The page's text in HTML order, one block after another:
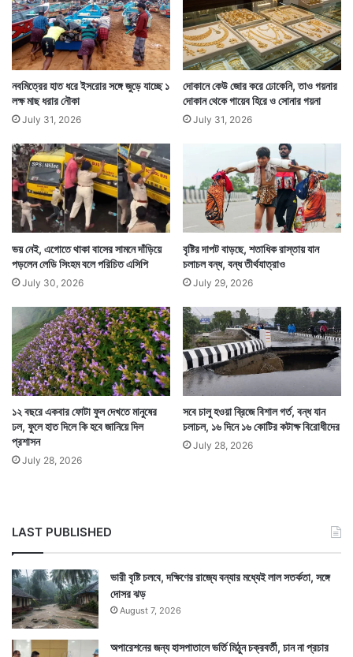
দয়া রামের মতে, গাছ বড় হলে তার তলায় কেউ বিশ্রাম নিলে বা
গাছের ফল খেয়ে ক্ষুধা নিবারণ করলে মৃত ব্যক্তির আত্মা মুক্তি
পায়। তাই এই প্রথা তাঁদের গ্রামে বছরে পর বছর প্রজন্মের পর
প্রজন্ম ধরে চলে আসছে। — সংবাদ সংস্থার সাহায্য নিয়ে লেখা
Tags National News
নবমিত্রের হাত ধরে ইসরোর সঙ্গে জুড়ে যাচ্ছে ১
লক্ষ মাছ ধরার নৌকা
July 31, 2026
দোকানে কেউ জোর করে ঢোকেনি, তাও গয়নার
দোকান থেকে গায়েব হিরে ও সোনার গয়না
July 31, 2026
ভয় নেই, এগোতে থাকা বাসের সামনে দাঁড়িয়ে
পড়লেন লেডি সিংহম বলে পরিচিত এসিপি
July 30, 2026
বৃষ্টির দাপট বাড়ছে, শতাধিক রাস্তায় যান
চলাচল বন্ধ, বন্ধ তীর্থযাত্রাও
July 29, 2026
১২ বছরে একবার ফোটা ফুল দেখতে মানুষের
ঢল, ফুলে হাত দিলে কি হবে জানিয়ে দিল
প্রশাসন
July 28, 2026
সবে চালু হওয়া ব্রিজে বিশাল গর্ত, বন্ধ যান
চলাচল, ১৬ দিনে ১৬ কোটির কটাক্ষ বিরোধীদের
July 28, 2026
LAST PUBLISHED
ভারী বৃষ্টি চলবে, দক্ষিণের রাজ্যে বন্যার মধ্যেই লাল সতর্কতা, সঙ্গে
দোসর ঝড়
August 7, 2026
অপারেশনের জন্য হাসপাতালে ভর্তি মিঠুন চক্রবর্তী, চান না প্রচার